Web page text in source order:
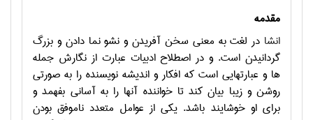
مقدمه
انشا در لغت به معني سخن آفريدن و نشو نما دادن و بزرگ
گردانيدن است. و در اصطلاح ادبيات عبارت از نگارش جمله
ها و عبارتهايي است که افکار و انديشه نويسنده را به صورتي
روشن و زيبا بيان کند تا خواننده آنها را به آساني بفهمد و
براي او خوشايند باشد. يکي از عوامل متعدد ناموفق بودن